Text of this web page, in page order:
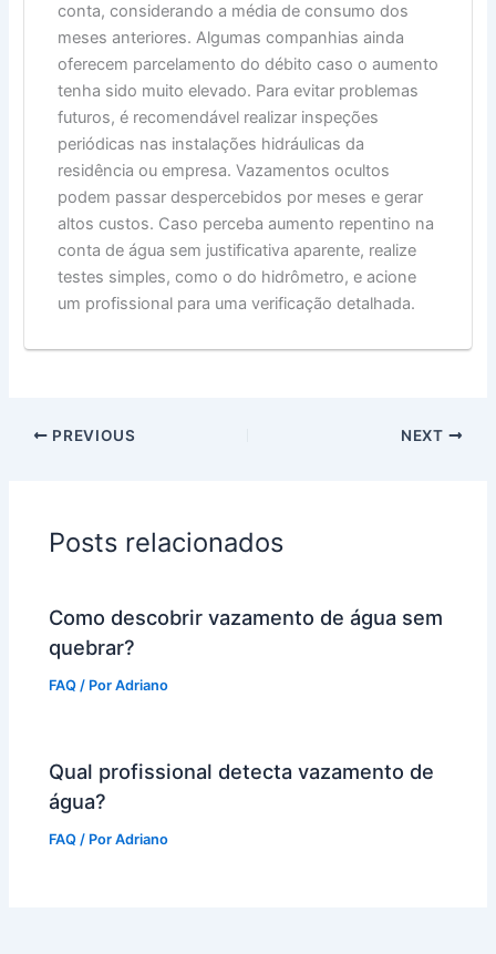
conta, considerando a média de consumo dos
meses anteriores. Algumas companhias ainda
oferecem parcelamento do débito caso o aumento
tenha sido muito elevado. Para evitar problemas
futuros, é recomendável realizar inspeções
periódicas nas instalações hidráulicas da
residência ou empresa. Vazamentos ocultos
podem passar despercebidos por meses e gerar
altos custos. Caso perceba aumento repentino na
conta de água sem justificativa aparente, realize
testes simples, como o do hidrômetro, e acione
um profissional para uma verificação detalhada.
PREVIOUS NEXT
Posts relacionados
Como descobrir vazamento de água sem
quebrar?
FAQ / PorAdriano
Qual profissional detecta vazamento de
água?
FAQ / PorAdriano